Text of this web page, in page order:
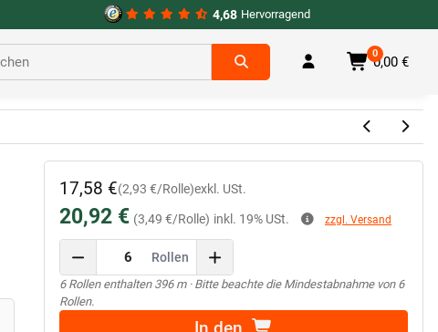
4,68 Hervorragend
0
0,00 €
17,58 €(2,93 €/Rolle)exkl. USt.
20,92 € (3,49 €/Rolle) inkl. 19% USt. zzgl. Versand
Rollen
x6 Rollen enthalten 396 m· Bitte beachte die Mindestabnahme von 6
Rollen.